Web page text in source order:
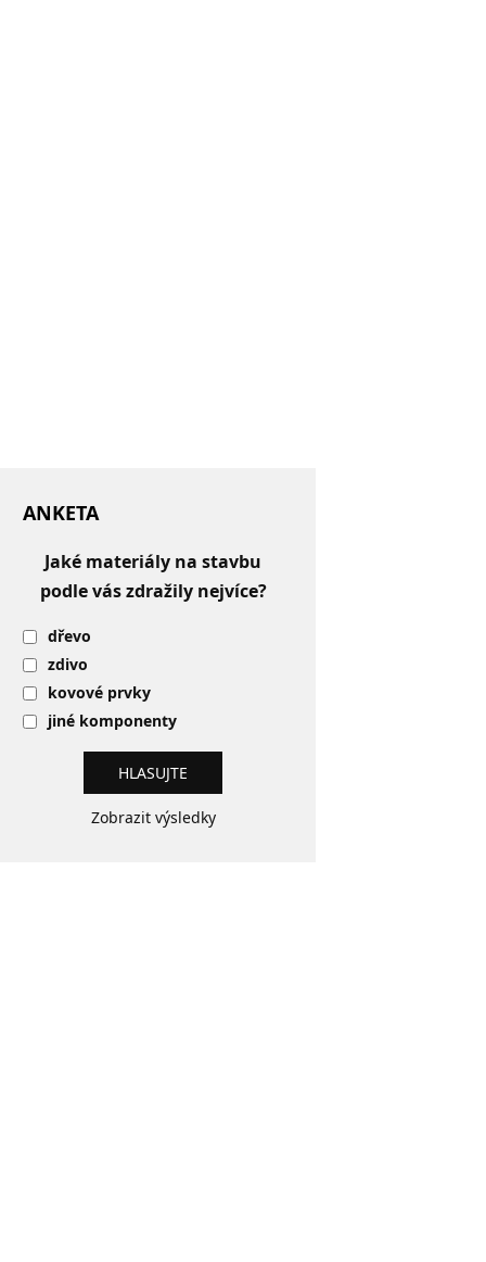
ANKETA
Jaké materiály na stavbu
podle vás zdražily nejvíce?
dřevo
zdivo
kovové prvky
jiné komponenty
Zobrazit výsledky